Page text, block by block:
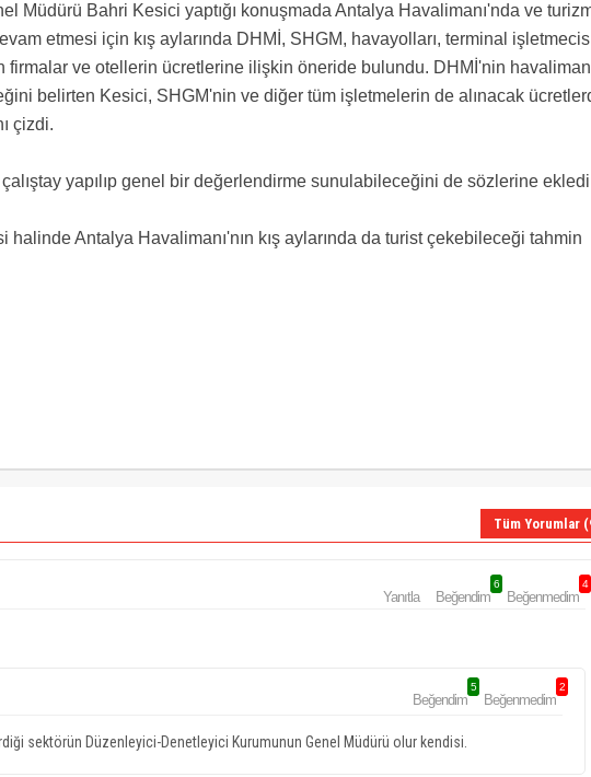
Müdürü Bahri Kesici yaptığı konuşmada Antalya Havalimanı'nda ve
etmesi için kış aylarında DHMİ, SHGM, havayolları, terminal
firmalar ve otellerin ücretlerine ilişkin öneride bulundu. DHMİ'nin
belirten Kesici, SHGM'nin ve diğer tüm işletmelerin de alınacak
çizdi.
yapılıp genel bir değerlendirme sunulabileceğini de sözlerine
Antalya Havalimanı'nın kış aylarında da turist çekebileceği tahmin
Tüm Yorumlar
Yanıtla Beğendim
6
Beğenmedim
4
Beğendim
5
Beğenmedim
2
sektörün Düzenleyici-Denetleyici Kurumunun Genel Müdürü olur kendisi.